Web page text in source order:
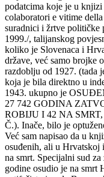
podatcima koje je u
colaboratori e vitime
suradnici i žrtve
1999./, talijanskog
koliko je Slovenaca i
države, već samo brojke
razdoblju od 1927. (tada
koja je bila direktno u
1943. ukupno je
27 742 GODINA
ROBIJU I 42 NA
Č.). Inače, bilo je
Već sam napisao da u
osuđenih, ali u Hrvatskoj
na smrt. Specijalni sud
godine osudio je na smrt